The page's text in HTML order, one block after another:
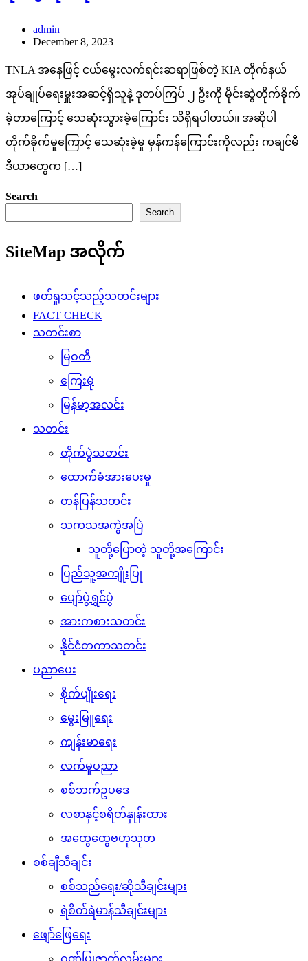
admin
December 8, 2023
TNLA အနေဖြင့် ငယ်မွေးလက်ရင်းဆရာဖြစ်တဲ့ KIA တိုက်နယ်
အုပ်ချုပ်ရေးမှူးအဆင့်ရှိသူနဲ့ ဒုတပ်ကြပ် ၂ ဦးကို မိုင်းဆွဲတိုက်ခိုက်
ခဲ့တာကြောင့် သေဆုံးသွားခဲ့ကြောင်း သိရှိရပါတယ်။ အဆိုပါ
တိုက်ခိုက်မှုကြောင့် သေဆုံးခဲ့မှု မှန်ကန်ကြောင်းကိုလည်း ကချင်မီ
ဒီယာတွေက […]
Search
Search
SiteMap အလိုက်
ဖတ်ရှုသင့်သည့်သတင်းများ
FACT CHECK
သတင်းစာ
မြဝတီ
ကြေးမုံ
မြန်မာ့အလင်း
သတင်း
တိုက်ပွဲသတင်း
ထောက်ခံအားပေးမှု
တန်ပြန်သတင်း
သကသအကွဲအပြဲ
သူတို့ပြောတဲ့ သူတို့အကြောင်း
ပြည်သူ့အကျိုးပြု
ပျော်ပွဲရွှင်ပွဲ
အားကစားသတင်း
နိုင်ငံတကာသတင်း
ပညာပေး
စိုက်ပျိုးရေး
မွေးမြူရေး
ကျန်းမာရေး
လက်မှုပညာ
စစ်ဘက်ဥပဒေ
လစာနှင့်စရိတ်နှုန်းထား
အထွေထွေဗဟုသုတ
စစ်ချီသီချင်း
စစ်သည်ရေး/ဆိုသီချင်းများ
ရဲစိတ်ရဲမာန်သီချင်းများ
ဖျော်ဖြေရေး
ဂုဏ်ပြုဇာတ်လမ်းများ